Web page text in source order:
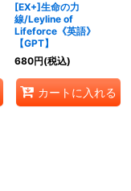
[EX+]生命の力
線/Leyline of
Lifeforce《英語》
【GPT】
680円(税込)
カートに入れる